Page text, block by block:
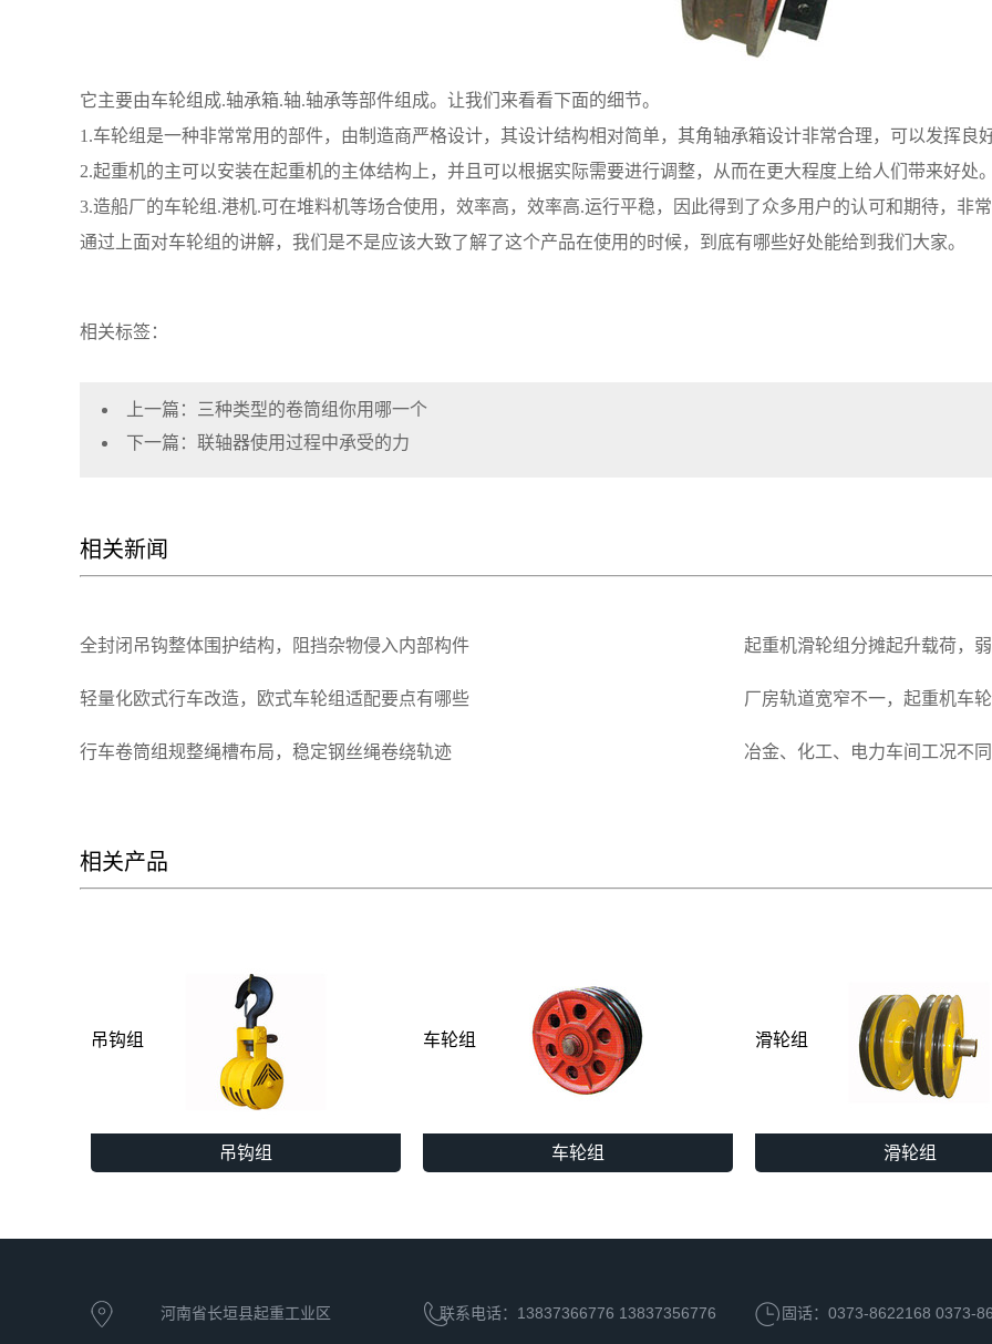
它主要由车轮组成.轴承箱.轴.轴承等部件组成。让我们来看看下面的细节。
1.车轮组是一种非常常用的部件，由制造商严格设计，其设计结构相对简单，其角轴承箱设计非常合理，可以发挥良
2.起重机的主可以安装在起重机的主体结构上，并且可以根据实际需要进行调整，从而在更大程度上给人们带来好处。
3.造船厂的车轮组.港机.可在堆料机等场合使用，效率高，效率高.运行平稳，因此得到了众多用户的认可和期待，非常
通过上面对车轮组的讲解，我们是不是应该大致了解了这个产品在使用的时候，到底有哪些好处能给到我们大家。
相关标签：
上一篇：
三种类型的卷筒组你用哪一个
下一篇： 联轴器使用过程中承受的力
相关新闻
全封闭吊钩整体围护结构，阻挡杂物侵入内部构件 起重机滑轮组分摊起升载荷，
轻量化欧式行车改造，欧式车轮组适配要点有哪些 厂房轨道宽窄不一，起重机车
行车卷筒组规整绳槽布局，稳定钢丝绳卷绕轨迹 冶金、化工、电力车间工况不
相关产品
吊钩组
吊钩组
车轮组
车轮组
滑轮组
滑轮组
河南省长垣县起重工业区 联系电话：13837366776 13837356776 固话：0373-8622168 0373-